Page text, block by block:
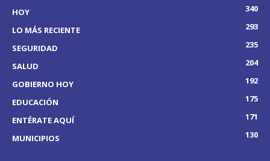
HOY
340
LO MÁS RECIENTE
293
SEGURIDAD
235
SALUD
204
GOBIERNO HOY
192
EDUCACIÓN
175
ENTÉRATE AQUÍ
171
MUNICIPIOS
130